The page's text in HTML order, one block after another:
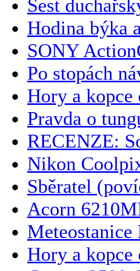
Šest
Hodina býka
SONY
Po stopách
Hory a kopce
Pravda o
RECENZE:
Nikon
Sběratel
Acorn
Meteostanice
Hory a kopce